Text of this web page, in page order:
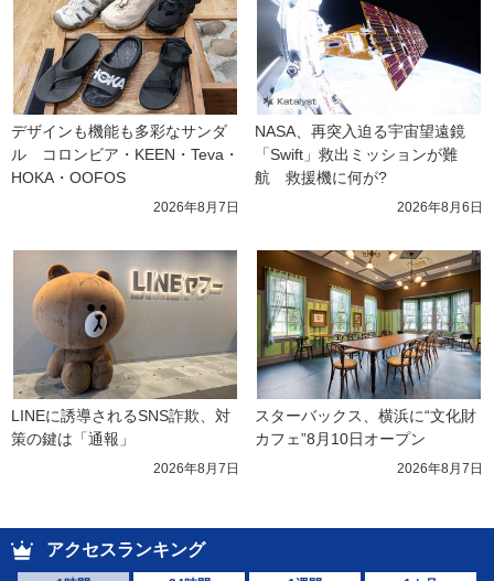
デザインも機能も多彩なサンダ
ル　コロンビア・KEEN・Teva・
HOKA・OOFOS
2026年8月7日
NASA、再突入迫る宇宙望遠鏡
「Swift」救出ミッションが難
航　救援機に何が?
2026年8月6日
LINEに誘導されるSNS詐欺、対
策の鍵は「通報」
2026年8月7日
スターバックス、横浜に“文化財
カフェ”8月10日オープン
2026年8月7日
アクセスランキング